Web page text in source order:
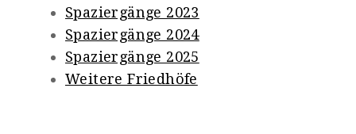
Spaziergänge 2023
Spaziergänge 2024
Spaziergänge 2025
Weitere Friedhöfe